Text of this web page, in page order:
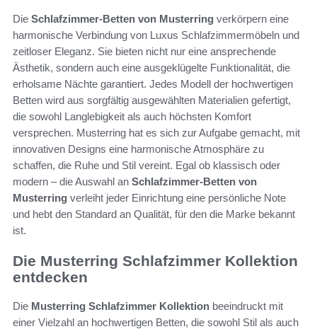
Die Schlafzimmer-Betten von Musterring verkörpern eine
harmonische Verbindung von Luxus Schlafzimmermöbeln und
zeitloser Eleganz. Sie bieten nicht nur eine ansprechende
Ästhetik, sondern auch eine ausgeklügelte Funktionalität, die
erholsame Nächte garantiert. Jedes Modell der hochwertigen
Betten wird aus sorgfältig ausgewählten Materialien gefertigt,
die sowohl Langlebigkeit als auch höchsten Komfort
versprechen. Musterring hat es sich zur Aufgabe gemacht, mit
innovativen Designs eine harmonische Atmosphäre zu
schaffen, die Ruhe und Stil vereint. Egal ob klassisch oder
modern – die Auswahl an Schlafzimmer-Betten von
Musterring verleiht jeder Einrichtung eine persönliche Note
und hebt den Standard an Qualität, für den die Marke bekannt
ist.
Die Musterring Schlafzimmer Kollektion
entdecken
Die Musterring Schlafzimmer Kollektion beeindruckt mit
einer Vielzahl an hochwertigen Betten, die sowohl Stil als auch